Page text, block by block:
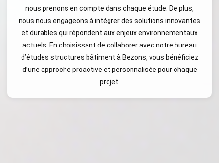
nous prenons en compte dans chaque étude. De plus,
nous nous engageons à intégrer des solutions innovantes
et durables qui répondent aux enjeux environnementaux
actuels. En choisissant de collaborer avec notre bureau
d’études structures bâtiment à Bezons, vous bénéficiez
d’une approche proactive et personnalisée pour chaque
projet.